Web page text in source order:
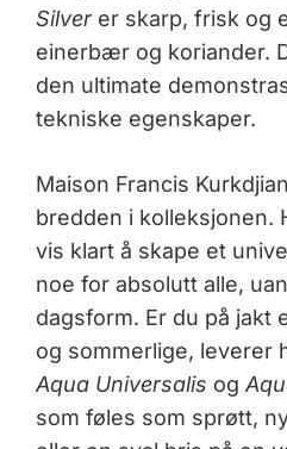
Silverer skarp, frisk og
einerbær og koriander.
den ultimate
tekniske egenskaper.
Maison Francis
bredden i kolleksjonen.
vis klart å skape et
noe for absolutt alle,
dagsform. Er du på jakt
og sommerlige, leverer
Aqua Universalis og
som føles som sprøtt,